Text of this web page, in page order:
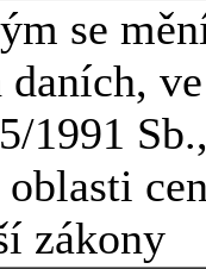
se
daních,
1991
zákony